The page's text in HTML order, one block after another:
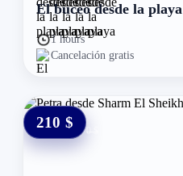
El buceo desde la playa
1 hours
Cancelación gratis
210 $